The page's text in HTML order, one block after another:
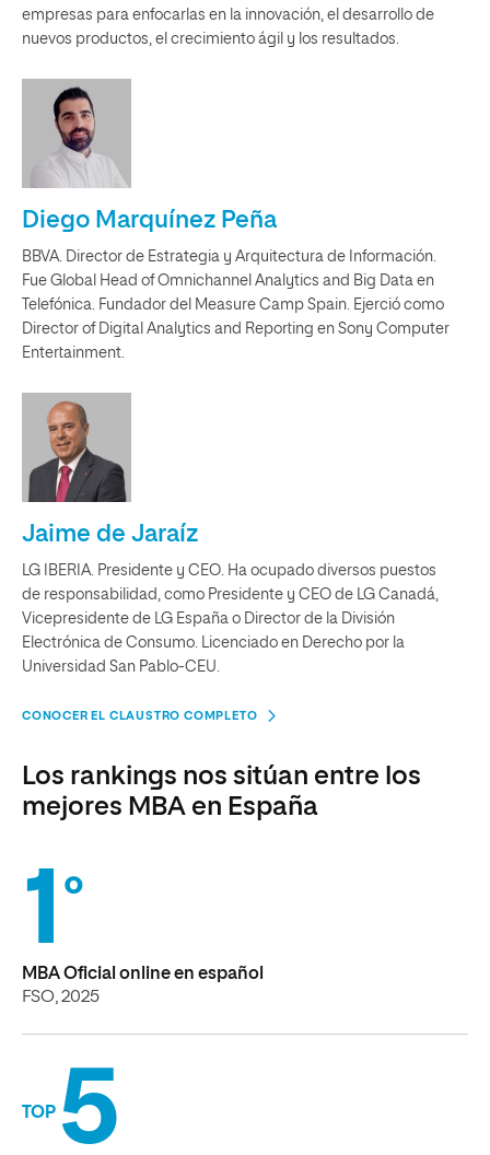
empresas para enfocarlas en la innovación, el desarrollo de
nuevos productos, el crecimiento ágil y los resultados.
Diego Marquínez Peña
BBVA. Director de Estrategia y Arquitectura de Información.
Fue Global Head of Omnichannel Analytics and Big Data en
Telefónica. Fundador del Measure Camp Spain. Ejerció como
Director of Digital Analytics and Reporting en Sony Computer
Entertainment.
Jaime de Jaraíz
LG IBERIA. Presidente y CEO. Ha ocupado diversos puestos
de responsabilidad, como Presidente y CEO de LG Canadá,
Vicepresidente de LG España o Director de la División
Electrónica de Consumo. Licenciado en Derecho por la
Universidad San Pablo-CEU.
CONOCER EL CLAUSTRO COMPLETO
Los rankings nos sitúan entre los
mejores MBA en España
1 º
MBA Oficial online en español
FSO, 2025
TOP 5